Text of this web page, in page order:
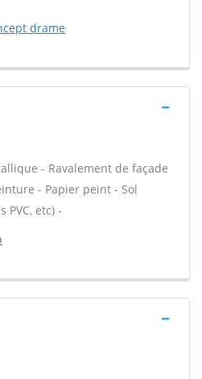
drame
- Ravalement de façade
- Papier peint - Sol
PVC, etc) -